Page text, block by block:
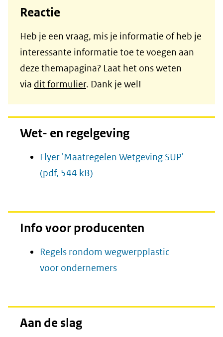
Reactie
Heb je een vraag, mis je informatie of heb je
interessante informatie toe te voegen aan
deze themapagina? Laat het ons weten
via dit formulier. Dank je wel!
Wet- en regelgeving
Flyer 'Maatregelen Wetgeving SUP'
(pdf, 544 kB)
Info voor producenten
Regels rondom wegwerpplastic
voor ondernemers(opent
Aan de slag